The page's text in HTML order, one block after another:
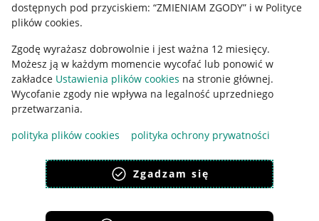
dostępnych pod przyciskiem: “ZMIENIAM ZGODY” i w Polityce
plików cookies.
Zgodę wyrażasz dobrowolnie i jest ważna 12 miesięcy.
Możesz ją w każdym momencie wycofać lub ponowić w
zakładce Ustawienia plików cookies na stronie głównej.
Wycofanie zgody nie wpływa na legalność uprzedniego
przetwarzania.
polityka plików cookies
polityka ochrony prywatności
Zgadzam się
Korzystanie z serwisu oznacza akceptację regulaminu.